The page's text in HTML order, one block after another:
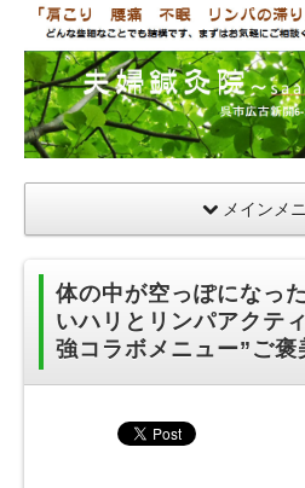
夫
婦
鍼
灸
院
メインメ
体の中が空っぽになっ
いハリとリンパアクテ
強コラボメニュー”ご褒